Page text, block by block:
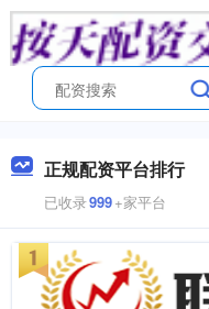
正规配资平台排行
已收录999+家平台